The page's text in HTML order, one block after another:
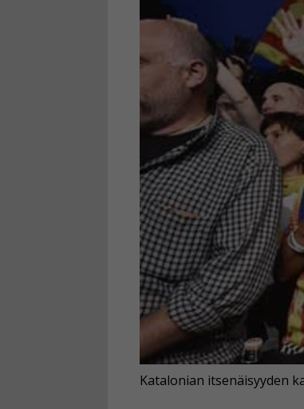
Katalonian itsenäisyyden